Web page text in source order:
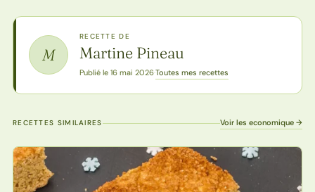
M
RECETTE DE
Martine Pineau
Publié le 16 mai 2026·Toutes mes recettes
RECETTES SIMILAIRES Voir les economique →